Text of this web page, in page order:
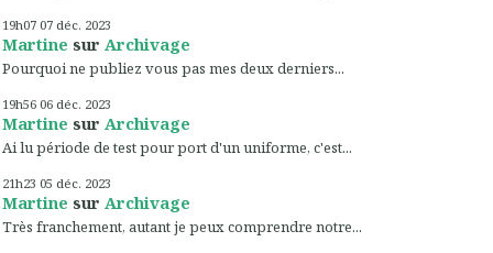
19h07 07 déc. 2023
Martine sur Archivage
Pourquoi ne publiez vous pas mes deux derniers...
19h56 06 déc. 2023
Martine sur Archivage
Ai lu période de test pour port d'un uniforme, c'est...
21h23 05 déc. 2023
Martine sur Archivage
Très franchement, autant je peux comprendre notre...